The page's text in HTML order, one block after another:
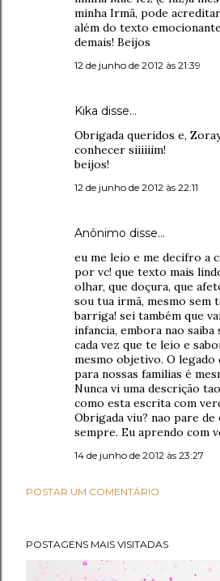
minha Irmã, pode
além do texto
demais! Beijos
12 de junho de 2012 às 21:39
Kika disse…
Obrigada queridos e,
conhecer siiiiiim!
beijos!
12 de junho de 2012 às 22:11
Anônimo disse…
eu me leio e me decifro a
por vc! que texto mais
olhar, que doçura, que
sou tua irmã, mesmo sem
barriga! sei também que
infancia, embora nao saiba
cada vez que te leio e
mesmo objetivo. O legado
para nossas familias é
Nunca vi uma descrição
como esta escrita com
Obrigada viu? nao pare de
sempre. Eu aprendo com
14 de junho de 2012 às 23:27
POSTAR UM COMENTÁRIO
POSTAGENS MAIS VISITADAS